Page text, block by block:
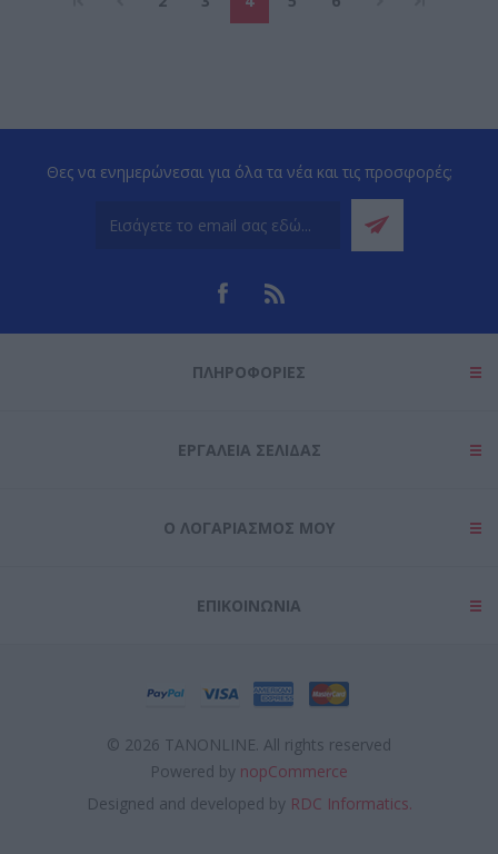
Θες να ενημερώνεσαι για όλα τα νέα και τις προσφορές;
ΠΛΗΡΟΦΟΡΊΕΣ
ΕΡΓΑΛΕΊΑ ΣΕΛΊΔΑΣ
Ο ΛΟΓΑΡΙΑΣΜΌΣ ΜΟΥ
ΕΠΙΚΟΙΝΩΝΊΑ
© 2026 TANONLINE. All rights reserved
Powered by nopCommerce
Designed and developed by RDC Informatics.